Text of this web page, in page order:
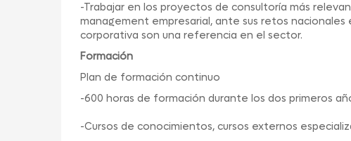
-Trabajar en los proyectos de consultoría más
management empresarial, ante sus retos
corporativa son una referencia en el sector.
Formación
Plan de formación continuo
-600 horas de formación durante los dos primeros
-Cursos de conocimientos, cursos externos